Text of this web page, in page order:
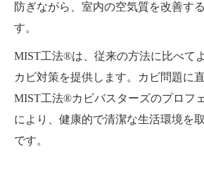
防ぎながら、室内の空気質を改善す
す。
MIST工法®は、従来の方法に比べて
カビ対策を提供します。カビ問題に
MIST工法®カビバスターズのプロフ
により、健康的で清潔な生活環境を
です。